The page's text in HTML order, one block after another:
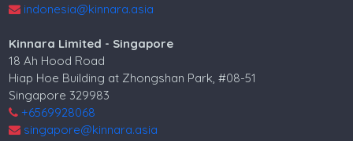
indonesia@kinnara.asia
Kinnara Limited - Singapore
18 Ah Hood Road
Hiap Hoe Building at Zhongshan Park, #08-51
Singapore 329983
+6569928068
singapore@kinnara.asia